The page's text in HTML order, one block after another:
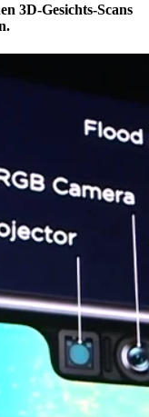
3D-Gesichts-Scans